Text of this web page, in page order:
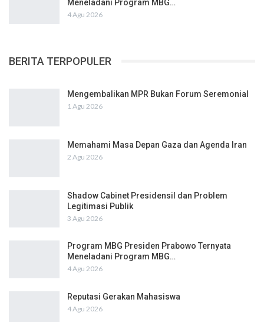
Meneladani Program MBG…
4 Agu 2026
BERITA TERPOPULER
Mengembalikan MPR Bukan Forum Seremonial
1 Agu 2026
Memahami Masa Depan Gaza dan Agenda Iran
2 Agu 2026
Shadow Cabinet Presidensil dan Problem
Legitimasi Publik
3 Agu 2026
Program MBG Presiden Prabowo Ternyata
Meneladani Program MBG…
4 Agu 2026
Reputasi Gerakan Mahasiswa
4 Agu 2026